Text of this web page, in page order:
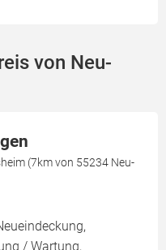
von Neu-
(7km von 55234 Neu-
/ Wartung,